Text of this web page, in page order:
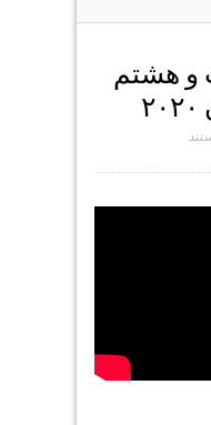
و هشتم